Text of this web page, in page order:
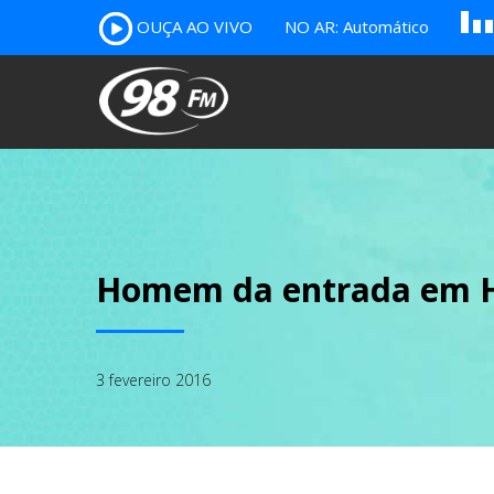
OUÇA AO VIVO NO AR: Automático B c
Homem da entrada
3 fevereiro 2016